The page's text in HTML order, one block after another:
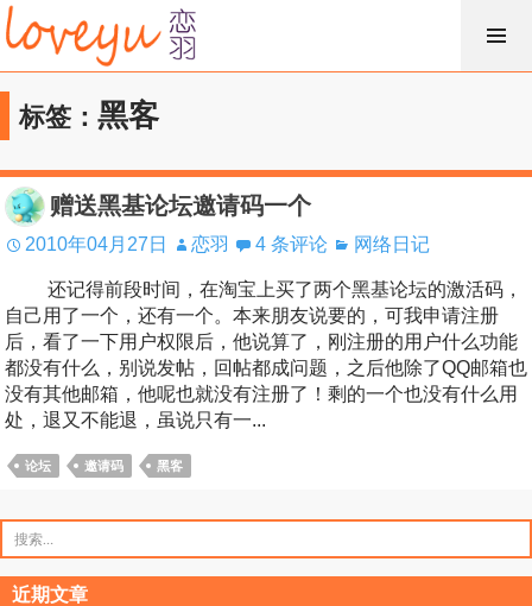
跳
过
内
容标签： 黑客
赠送黑基论坛邀请码一个
2010年04月27日 恋羽 4 条评论 网络日记
还记得前段时间，在淘宝上买了两个黑基论坛的激活码，
自己用了一个，还有一个。本来朋友说要的，可我申请注册
后，看了一下用户权限后，他说算了，刚注册的用户什么功能
都没有什么，别说发帖，回帖都成问题，之后他除了QQ邮箱也
没有其他邮箱，他呢也就没有注册了！剩的一个也没有什么用
处，退又不能退，虽说只有一...
论坛 邀请码 黑客
索：
近期文章